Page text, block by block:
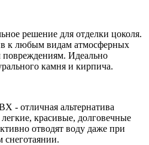
решение для отделки цоколя.
к любым видам атмосферных
повреждениям. Идеально
камня и кирпича.
- отличная альтернатива
красивые, долговечные
отводят воду даже при